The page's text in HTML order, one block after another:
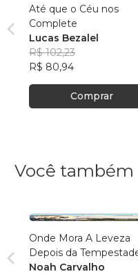
Até que o Céu nos
Complete
Lucas Bezalel
R$ 102,23
R$ 80,94
Comprar
Você também
Onde Mora A Leveza
Depois da
Noah Carvalho